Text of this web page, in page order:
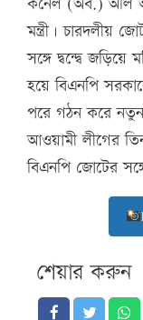
মন্ত্রী। চারদলীয়
সঙ্গে দ্বন্দ্বে জড়িয়ে
হয়ে বিএনপি
পরে গঠন করে
আওয়ামী লীগের
বিএনপি জোটের
শেয়ার করুন